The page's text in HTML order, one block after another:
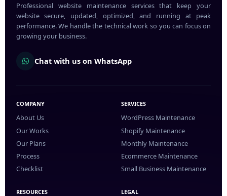
Professional website maintenance services that keep your
website secure, updated, optimized, and running at peak
performance. We handle the technical work so you can focus on
growing your business.
Chat with us on WhatsApp
COMPANY
About Us
Our Works
Our Plans
Process
Checklist
SERVICES
WordPress Maintenance
Shopify Maintenance
Monthly Maintenance
Ecommerce Maintenance
Small Business Maintenance
RESOURCES LEGAL